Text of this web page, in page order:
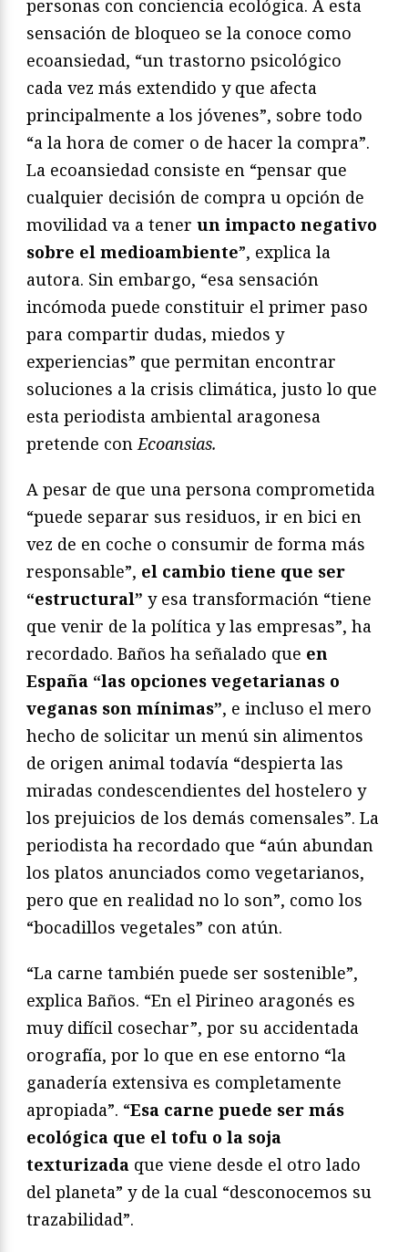
personas con conciencia ecológica. A esta
sensación de bloqueo se la conoce como
ecoansiedad, “un trastorno psicológico
cada vez más extendido y que afecta
principalmente a los jóvenes”, sobre todo
“a la hora de comer o de hacer la compra”.
La ecoansiedad consiste en “pensar que
cualquier decisión de compra u opción de
movilidad va a tener un impacto negativo
sobre el medioambiente”, explica la
autora. Sin embargo, “esa sensación
incómoda puede constituir el primer paso
para compartir dudas, miedos y
experiencias” que permitan encontrar
soluciones a la crisis climática, justo lo que
esta periodista ambiental aragonesa
pretende con Ecoansias.
A pesar de que una persona comprometida
“puede separar sus residuos, ir en bici en
vez de en coche o consumir de forma más
responsable”, el cambio tiene que ser
“estructural” y esa transformación “tiene
que venir de la política y las empresas”, ha
recordado. Baños ha señalado que en
España “las opciones vegetarianas o
veganas son mínimas”, e incluso el mero
hecho de solicitar un menú sin alimentos
de origen animal todavía “despierta las
miradas condescendientes del hostelero y
los prejuicios de los demás comensales”. La
periodista ha recordado que “aún abundan
los platos anunciados como vegetarianos,
pero que en realidad no lo son”, como los
“bocadillos vegetales” con atún.
“La carne también puede ser sostenible”,
explica Baños. “En el Pirineo aragonés es
muy difícil cosechar”, por su accidentada
orografía, por lo que en ese entorno “la
ganadería extensiva es completamente
apropiada”. “Esa carne puede ser más
ecológica que el tofu o la soja
texturizada que viene desde el otro lado
del planeta” y de la cual “desconocemos su
trazabilidad”.